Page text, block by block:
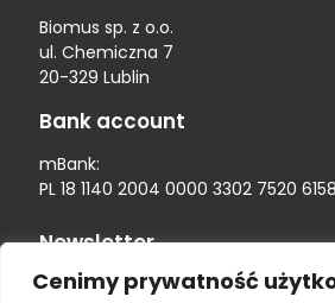
Cenimy prywatność
Biomus sp. z o.o.
ul. Chemiczna 7
20-329 Lublin
Bank account
mBank:
PL 18 1140 2004 0000 3302 7520 6158
Newsletter